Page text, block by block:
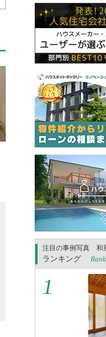
注目の事例写真 和
ランキング